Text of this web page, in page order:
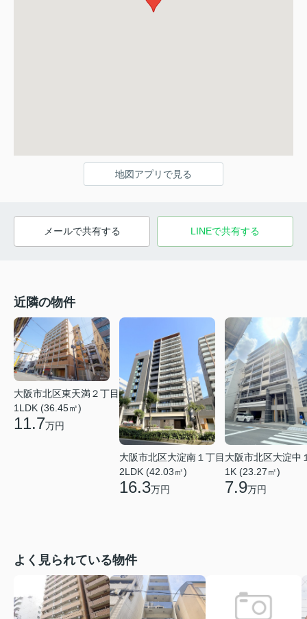
地図アプリで見る
メールで共有する LINEで共有する
近隣の物件
大阪市北区東天満２丁目
1LDK (36.45㎡)
11.7万円
大阪市北区大淀南１丁目
2LDK (42.03㎡)
16.3万円
大阪市北区大淀中
1K (23.27㎡)
7.9万円
よく見られている物件